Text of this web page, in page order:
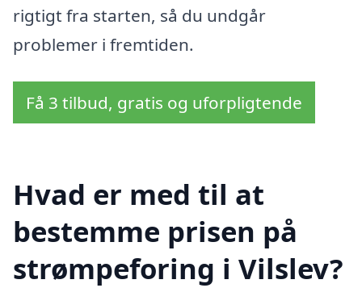
rigtigt fra starten, så du undgår
problemer i fremtiden.
Få 3 tilbud, gratis og uforpligtende
Hvad er med til at
bestemme prisen på
strømpeforing i Vilslev?